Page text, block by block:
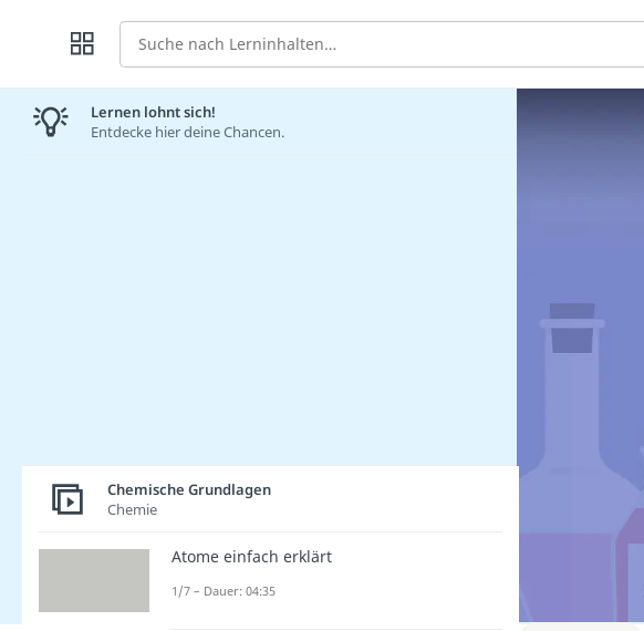
Suche
Lernen lohnt sich!
Entdecke hier deine Chancen.
Chemische Grundlagen
Chemie
Atome einfach erklärt
1/7 – Dauer: 04:35